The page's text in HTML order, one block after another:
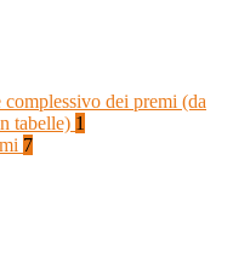
dei premi (da
tabelle) 1
7